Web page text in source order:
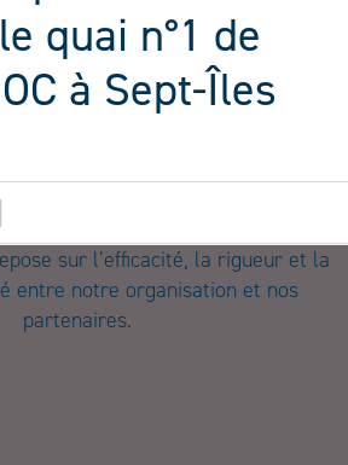
quai n°1 de
à Sept-Îles